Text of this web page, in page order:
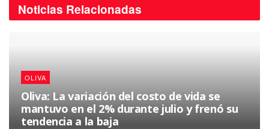
Noticias Relacionadas
OLIVA
Oliva: La variación del costo de vida se
mantuvo en el 2% durante julio y frenó su
tendencia a la baja